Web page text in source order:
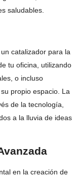
saludables.
catalizador para la
tu oficina, utilizando
o incluso
propio espacio. La
de la tecnología,
a la lluvia de ideas
en la creación de